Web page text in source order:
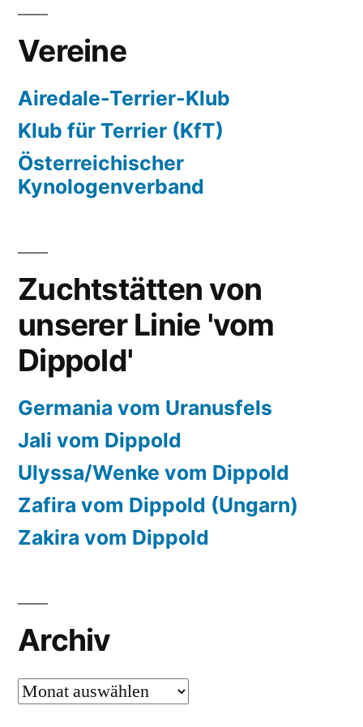
Vereine
Airedale-Terrier-Klub
Klub für Terrier (KfT)
Österreichischer
Kynologenverband
Zuchtstätten von
unserer Linie 'vom
Dippold'
Germania vom Uranusfels
Jali vom Dippold
Ulyssa/Wenke vom Dippold
Zafira vom Dippold (Ungarn)
Zakira vom Dippold
Archiv
Archiv